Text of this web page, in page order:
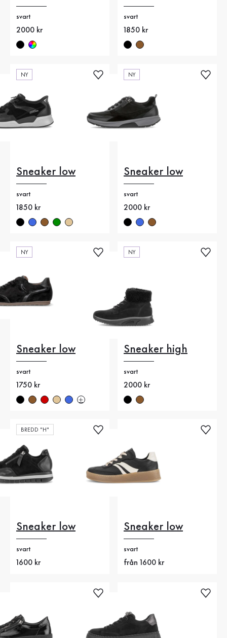
svart
Nytt pris
2000 kr
svart
Nytt pris
1850 kr
NY
Sneaker low
svart
Nytt pris
1850 kr
NY
Sneaker low
svart
Nytt pris
2000 kr
NY
Sneaker low
svart
Nytt pris
1750 kr
NY
Sneaker high
svart
Nytt pris
2000 kr
BREDD "H"
Sneaker low
svart
Nytt pris
1600 kr
Sneaker low
svart
Nytt pris
från 1600 kr